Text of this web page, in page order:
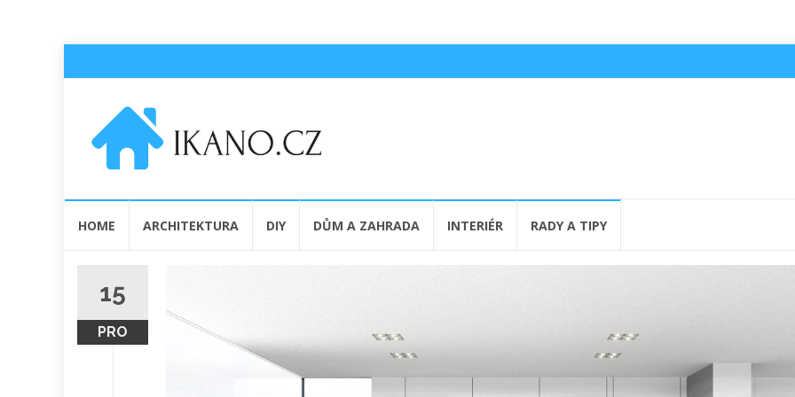
HOME ARCHITEKTURA DIY DŮM A ZAHRADA INTERIÉR RADY A TIPY
15
PRO